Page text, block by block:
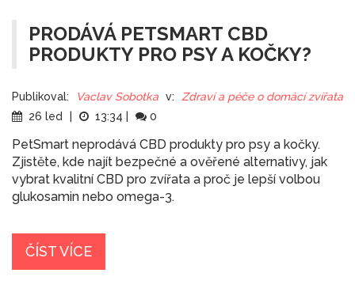
PRODÁVÁ PETSMART CBD
PRODUKTY PRO PSY A KOČKY?
Publikoval: Vaclav Sobotka v:
Zdraví a péče o domácí zvířata
26 led
13:34 0
PetSmart neprodává CBD produkty pro psy a kočky.
Zjistěte, kde najít bezpečné a ověřené alternativy, jak
vybrat kvalitní CBD pro zvířata a proč je lepší volbou
glukosamin nebo omega-3.
ČÍST VÍCE